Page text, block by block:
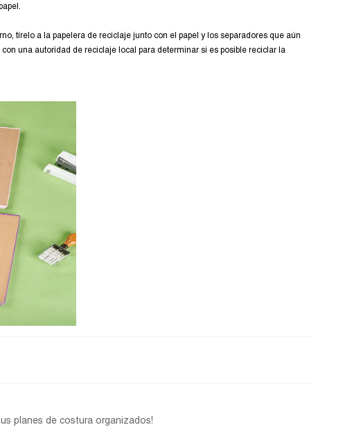
tírelo a la papelera de reciclaje junto con el papel y los separadores que aún
una autoridad de reciclaje local para determinar si es posible reciclar la
planes de costura organizados!